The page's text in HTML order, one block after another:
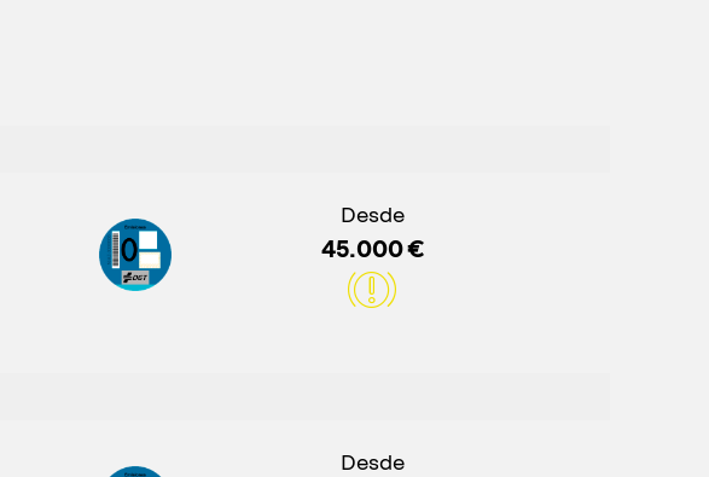
Desde
45.000 €
Desde